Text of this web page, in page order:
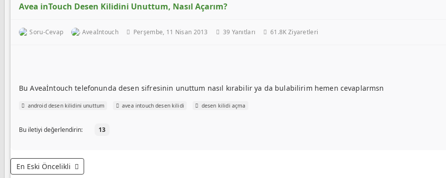
Avea inTouch Desen Kilidini Unuttum, Nasıl Açarım?
Soru-Cevap Aveaİntouch Perşembe, 11 Nisan 2013 39 Yanıtları 61.8K Ziyaretleri
Bu Aveaİntouch telefonunda desen sifresinin unuttum nasıl kırabilir ya da bulabilirim hemen cevaplarmsn
android desen kilidini unuttum avea intouch desen kilidi desen kilidi açma
Bu iletiyi değerlendirin: 13
En Eski Öncelikli